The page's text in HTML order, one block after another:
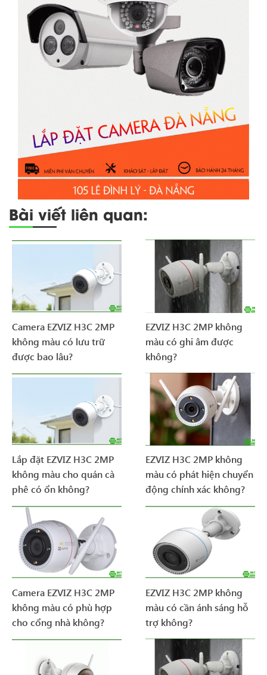
Bài viết liên quan:
Camera EZVIZ H3C 2MP
không màu có lưu trữ
được bao lâu?
EZVIZ H3C 2MP không
màu có ghi âm được
không?
Lắp đặt EZVIZ H3C 2MP
không màu cho quán cà
phê có ổn không?
EZVIZ H3C 2MP không
màu có phát hiện chuyển
động chính xác không?
Camera EZVIZ H3C 2MP
không màu có phù hợp
cho cổng nhà không?
EZVIZ H3C 2MP không
màu có cần ánh sáng hỗ
trợ không?